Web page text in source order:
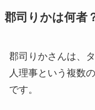
郡司りかは何者
郡司りかさんは、
人理事という複数
です。